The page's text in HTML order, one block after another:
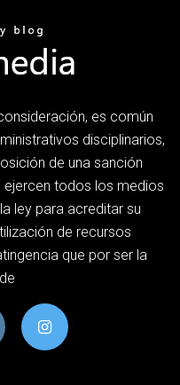
es común
disciplinarios,
de una sanción
todos los medios
ley para acreditar su
de recursos
que por ser la